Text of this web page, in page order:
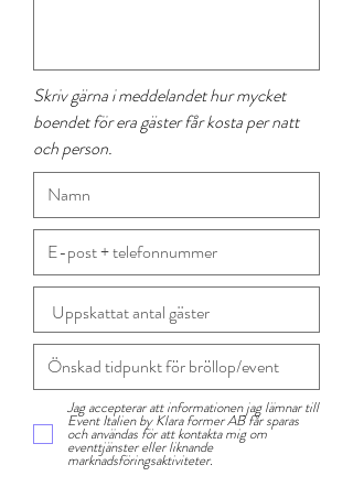
Skriv gärna i meddelandet hur mycket
boendet för era gäster får kosta per natt
och person.
Jag accepterar att informationen jag lämnar till
Event Italien by Klara former AB får sparas
och användas för att kontakta mig om
eventtjänster eller liknande
marknadsföringsaktiviteter.